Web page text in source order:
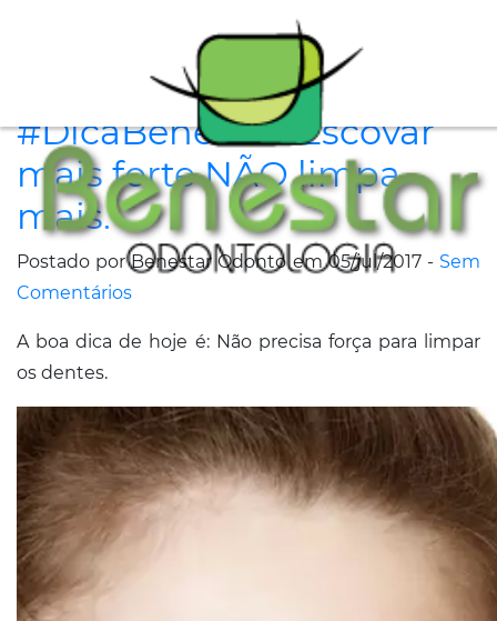
Clínica
Especialidades
Tratamentos
Depoimentos
Dicas
de
Saúde
Fale
Conosco
#DicaBenestar: Escovar
mais forte NÃO limpa
mais.
Postado por Benestar Odonto em 05/jul/2017 - Sem
Comentários
A boa dica de hoje é: Não precisa força para limpar
os dentes.